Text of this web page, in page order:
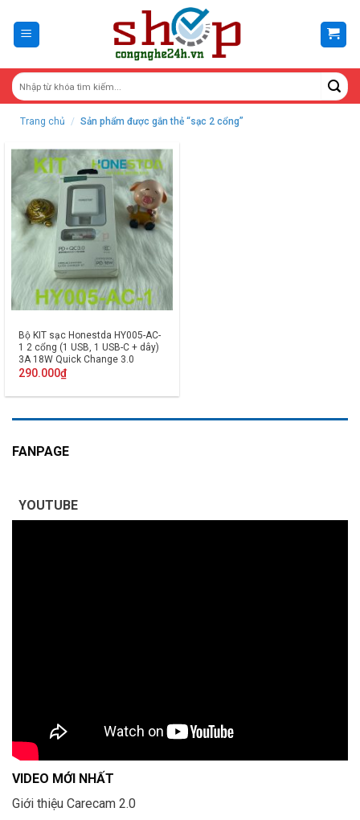
content
Trang chủ / Sản phẩm được gắn thẻ “sạc 2 cổng”
Bộ KIT sạc Honestda HY005-AC-
1 2 cổng (1 USB, 1 USB-C + dây)
3A 18W Quick Change 3.0
290.000₫
FANPAGE
YOUTUBE
VIDEO MỚI NHẤT
Giới thiệu Carecam 2.0